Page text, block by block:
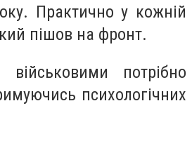
Практично у кожній
пішов на фронт.
військовими потрібно
психологічних